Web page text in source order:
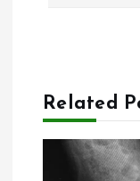
ц
и
Related